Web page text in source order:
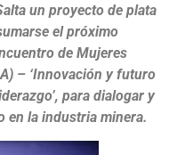
un proyecto de plata
el próximo
de Mujeres
– ‘Innovación y futuro
para dialogar y
en la industria minera.